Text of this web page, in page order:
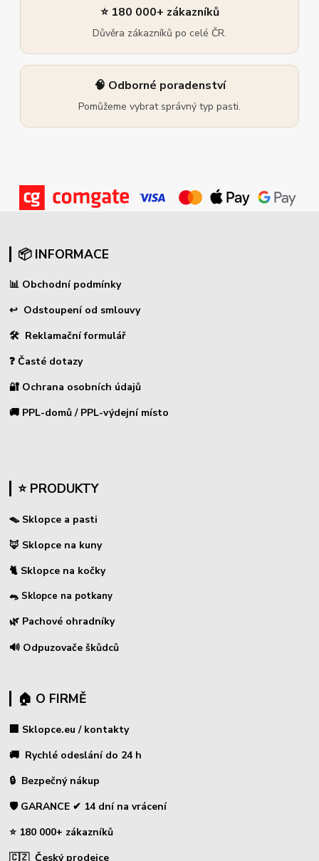
⭐ 180 000+ zákazníků
Důvěra zákazníků po celé ČR.
🧠 Odborné poradenství
Pomůžeme vybrat správný typ pasti.
📦 INFORMACE
📊 Obchodní podmínky
↩ Odstoupení od smlouvy
🛠 Reklamační formulář
❓ Časté dotazy
🔐 Ochrana osobních údajů
🚚 PPL-domů / PPL-výdejní místo
⭐ PRODUKTY
🪤 Sklopce a pasti
🦊 Sklopce na kuny
🐈 Sklopce na kočky
🐀 Sklopce na potkany
🌿 Pachové ohradníky
🔊 Odpuzovače škůdců
🏠 O FIRMĚ
🏢 Sklopce.eu / kontakty
🚚 Rychlé odeslání do 24 h
🔒 Bezpečný nákup
🛡️ GARANCE ✔ 14 dní na vrácení
⭐ 180 000+ zákazníků
🇨🇿 Český prodejce